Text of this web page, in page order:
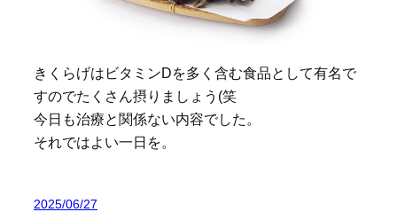
きくらげはビタミンDを多く含む食品として有名で
すのでたくさん摂りましょう(笑
今日も治療と関係ない内容でした。
それではよい一日を。
2025/06/27